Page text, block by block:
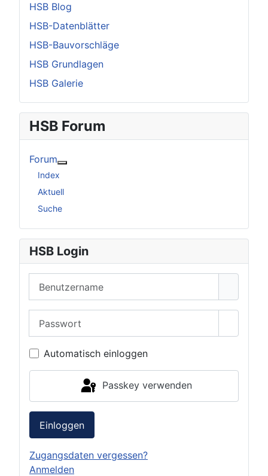
HSB Blog
HSB-Datenblätter
HSB-Bauvorschläge
HSB Grundlagen
HSB Galerie
HSB Forum
Forum
Index
Aktuell
Suche
HSB Login
Automatisch einloggen
Passkey verwenden
Einloggen
Zugangsdaten vergessen?
Anmelden